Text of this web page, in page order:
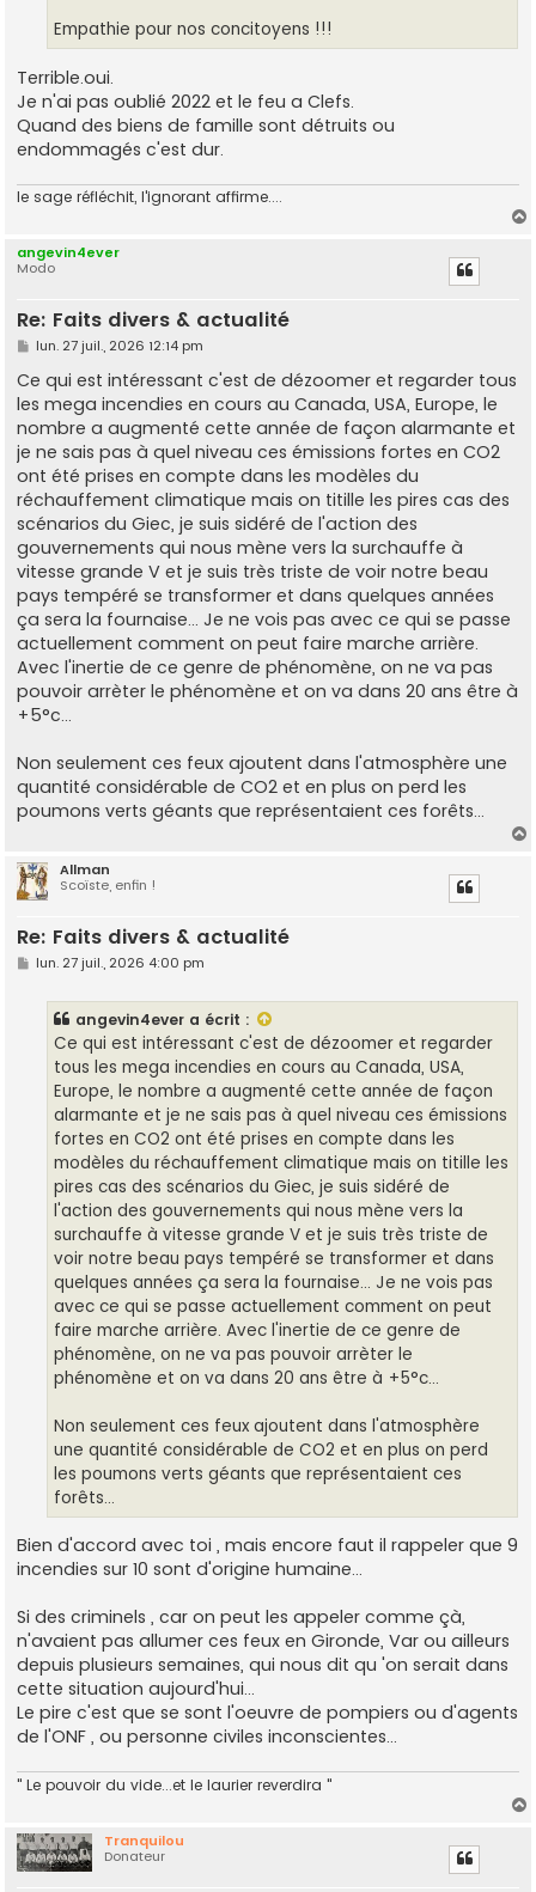
Empathie pour nos concitoyens !!!
Terrible.oui.
Je n'ai pas oublié 2022 et le feu a Clefs.
Quand des biens de famille sont détruits ou
endommagés c'est dur.
le sage réfléchit, l'ignorant affirme....
angevin4ever
Modo
Re: Faits divers & actualité
M
s
s
a
g
e
lun. 27 juil., 2026 12:14 pm
Ce qui est intéressant c'est de dézoomer et regarder tous
les mega incendies en cours au Canada, USA, Europe, le
nombre a augmenté cette année de façon alarmante et
je ne sais pas à quel niveau ces émissions fortes en CO2
ont été prises en compte dans les modèles du
réchauffement climatique mais on titille les pires cas des
scénarios du Giec, je suis sidéré de l'action des
gouvernements qui nous mène vers la surchauffe à
vitesse grande V et je suis très triste de voir notre beau
pays tempéré se transformer et dans quelques années
ça sera la fournaise... Je ne vois pas avec ce qui se passe
actuellement comment on peut faire marche arrière.
Avec l'inertie de ce genre de phénomène, on ne va pas
pouvoir arrèter le phénomène et on va dans 20 ans être à
+5°c...
Non seulement ces feux ajoutent dans l'atmosphère une
quantité considérable de CO2 et en plus on perd les
poumons verts géants que représentaient ces forêts...
Allman
Scoïste, enfin !
Re: Faits divers & actualité
M
lun. 27 juil., 2026 4:00 pm
angevin4ever a écrit :
Ce qui est intéressant c'est de dézoomer et regarder
tous les mega incendies en cours au Canada, USA,
Europe, le nombre a augmenté cette année de façon
alarmante et je ne sais pas à quel niveau ces émissions
fortes en CO2 ont été prises en compte dans les
modèles du réchauffement climatique mais on titille les
pires cas des scénarios du Giec, je suis sidéré de
l'action des gouvernements qui nous mène vers la
surchauffe à vitesse grande V et je suis très triste de
voir notre beau pays tempéré se transformer et dans
quelques années ça sera la fournaise... Je ne vois pas
avec ce qui se passe actuellement comment on peut
faire marche arrière. Avec l'inertie de ce genre de
phénomène, on ne va pas pouvoir arrèter le
phénomène et on va dans 20 ans être à +5°c...
Non seulement ces feux ajoutent dans l'atmosphère
une quantité considérable de CO2 et en plus on perd
les poumons verts géants que représentaient ces
forêts...
Bien d'accord avec toi , mais encore faut il rappeler que 9
incendies sur 10 sont d'origine humaine...
Si des criminels , car on peut les appeler comme çà,
n'avaient pas allumer ces feux en Gironde, Var ou ailleurs
depuis plusieurs semaines, qui nous dit qu 'on serait dans
cette situation aujourd'hui...
Le pire c'est que se sont l'oeuvre de pompiers ou d'agents
de l'ONF , ou personne civiles inconscientes...
" Le pouvoir du vide...et le laurier reverdira "
Tranquilou
Donateur